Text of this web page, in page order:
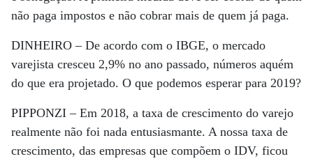
não paga impostos e não cobrar mais de quem já paga.
DINHEIRO –De acordo com o IBGE, o mercado
varejista cresceu 2,9% no ano passado, números aquém
do que era projetado. O que podemos esperar para 2019?
PIPPONZI –Em 2018, a taxa de crescimento do varejo
realmente não foi nada entusiasmante. A nossa taxa de
crescimento, das empresas que compõem o IDV, ficou